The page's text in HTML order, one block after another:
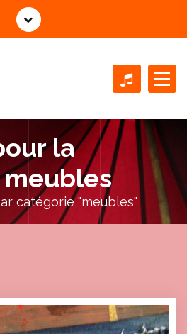
la
catégorie "meubles"